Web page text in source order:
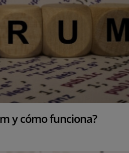
y cómo funciona?